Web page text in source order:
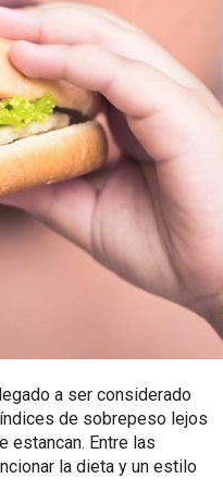
a ser considerado
de sobrepeso lejos
estancan. Entre las
la dieta y un estilo